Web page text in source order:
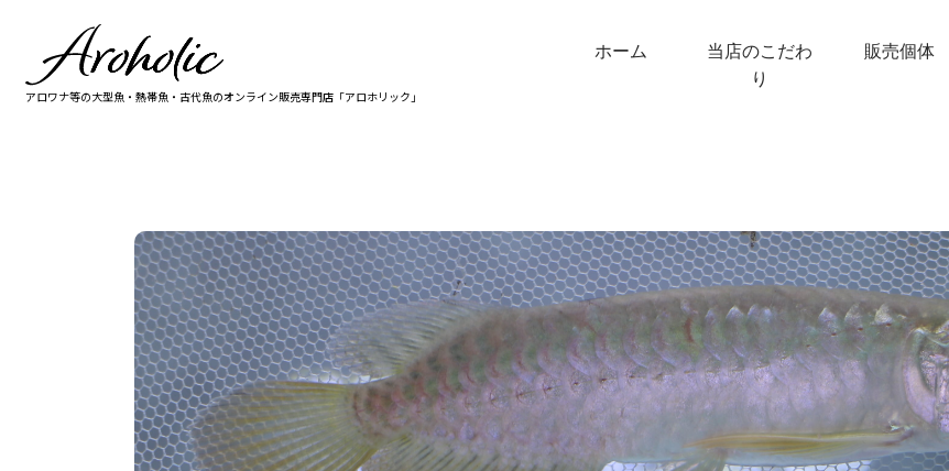
アロワナ等の大型魚・熱帯魚・古代魚のオンライン販売専門店「アロホリック」
ホーム
当店のこだわ
り
販売個体